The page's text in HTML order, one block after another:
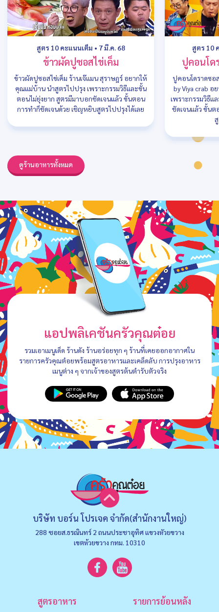
สูตร 10 คะแนนเต็ม • 7 มี.ค. 68
ข้าวผัดปูซอสไข่เค็ม
ข้าวผัดปูซอสไข่เค็ม ร้านเจ๊แมน สุราษฎร์ อยากให้
คุณแม่บ้าน นำสูตรไปปรุง เพราะกรรมวิธีและขั้น
ตอนไม่ยุ่งยาก สูตรมีมาบอกชัดเจนแล้ว ขั้นตอน
การทำก็ชัดเจนด้วย เชิญหยิบสูตรไปปรุงได้เลย
สูตร 10
ปูคอนโด
ปูคอนโดราดซอ
by Viya crab
เพราะกรรมวิธีแ
ชัดเจนแล้ว ขั้น
ดูร้านอาหารทั้งหมด
แอปพลิเคชันครัวคุณต๋อย
รวมเอาเมนูเด็ด ร้านดัง ร้านอร่อยทุก ๆ ร้านที่เคยออกอากาศใน
รายการครัวคุณต๋อยพร้อมสูตรอาหารและเคล็ดลับ การปรุงอาหาร
เมนูต่าง ๆ จากเจ้าของสูตรต้นตำรับตัวจริง
บริษัท บอร์น โปรเจค จำกัด(สำนักงานใหญ่)
288 ซอยส.ธรณินทร์ 2 ถนนประชาอุทิศ แขวงหัวยขวาง
เขตห้วยขวาง กทม. 10310
สูตรอาหาร รายการย้อนหลัง